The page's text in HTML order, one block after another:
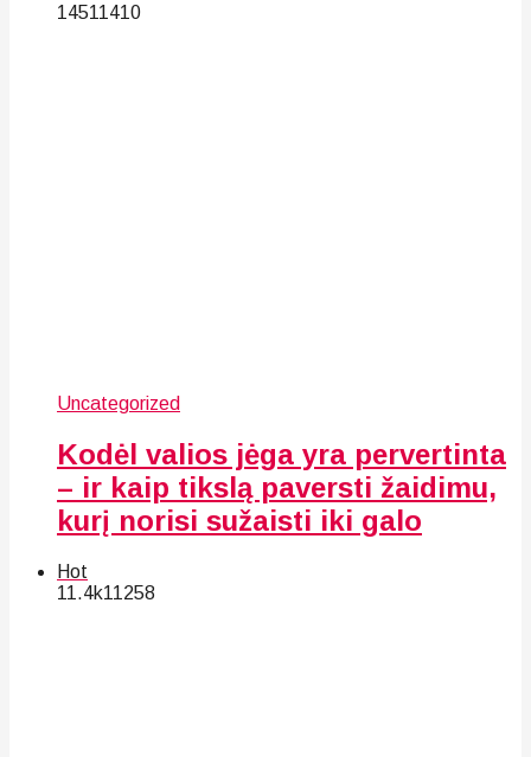
14511410
Uncategorized
Kodėl valios jėga yra pervertinta
– ir kaip tikslą paversti žaidimu,
kurį norisi sužaisti iki galo
Hot
11.4k11258